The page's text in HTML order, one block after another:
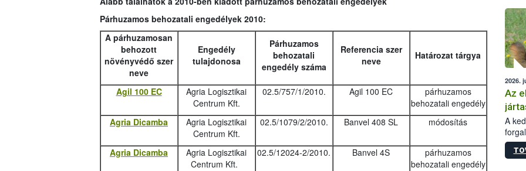
Párhuzamos behozatali engedélyek 2010:
A párhuzamosan
behozott
növényvédő szer
neve
Engedély
tulajdonosa
Párhuzamos
behozatali
engedély száma
Referencia szer
neve
Határozat tárgya
Agil 100 EC
Agria Logisztikai
Centrum Kft.
02.5/757/1/2010. Agil 100 EC
párhuzamos
behozatali engedély
Agria Dicamba
Agria Logisztikai
Centrum Kft.
02.5/1079/2/2010. Banvel 408 SL módosítás
Agria Dicamba
Agria Logisztikai
Centrum Kft.
02.5/12024-2/2010. Banvel 4S
párhuzamos
behozatali engedély
2026.
Az
A